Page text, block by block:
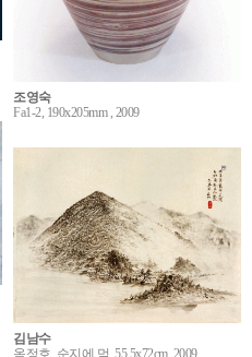
조영숙
Fa1-2, 190x205mm , 2009
김남수